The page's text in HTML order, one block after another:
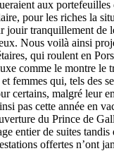
aux portefeuilles
pour les riches la
jouir tranquillement de
Nous voilà ainsi
qui roulent en
comme le montre le
femmes qui, tels des
certains, malgré leur
pas cette année en
du Prince de
entier de suites tandis
offertes n’ont